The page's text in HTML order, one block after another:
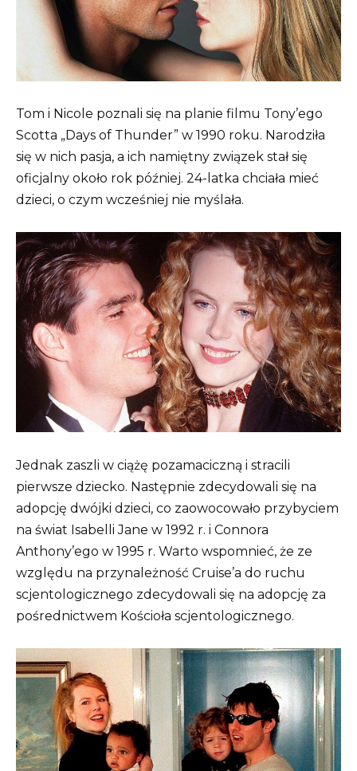
Tom i Nicole poznali się na planie filmu Tony’ego
Scotta „Days of Thunder” w 1990 roku. Narodziła
się w nich pasja, a ich namiętny związek stał się
oficjalny około rok później. 24-latka chciała mieć
dzieci, o czym wcześniej nie myślała.
Jednak zaszli w ciążę pozamaciczną i stracili
pierwsze dziecko. Następnie zdecydowali się na
adopcję dwójki dzieci, co zaowocowało przybyciem
na świat Isabelli Jane w 1992 r. i Connora
Anthony’ego w 1995 r. Warto wspomnieć, że ze
względu na przynależność Cruise’a do ruchu
scjentologicznego zdecydowali się na adopcję za
pośrednictwem Kościoła scjentologicznego.